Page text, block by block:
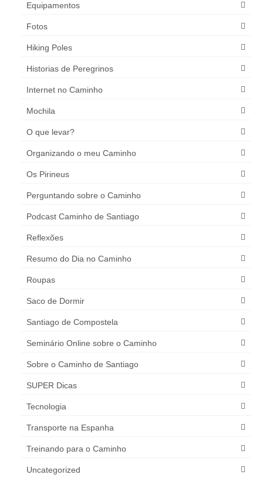
Equipamentos
Fotos
Hiking Poles
Historias de Peregrinos
Internet no Caminho
Mochila
O que levar?
Organizando o meu Caminho
Os Pirineus
Perguntando sobre o Caminho
Podcast Caminho de Santiago
Reflexões
Resumo do Dia no Caminho
Roupas
Saco de Dormir
Santiago de Compostela
Seminário Online sobre o Caminho
Sobre o Caminho de Santiago
SUPER Dicas
Tecnologia
Transporte na Espanha
Treinando para o Caminho
Uncategorized